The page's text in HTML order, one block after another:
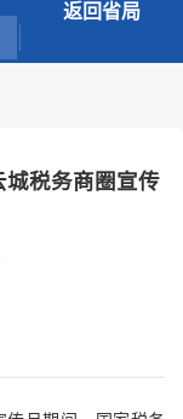
返回省局
税务商圈宣传